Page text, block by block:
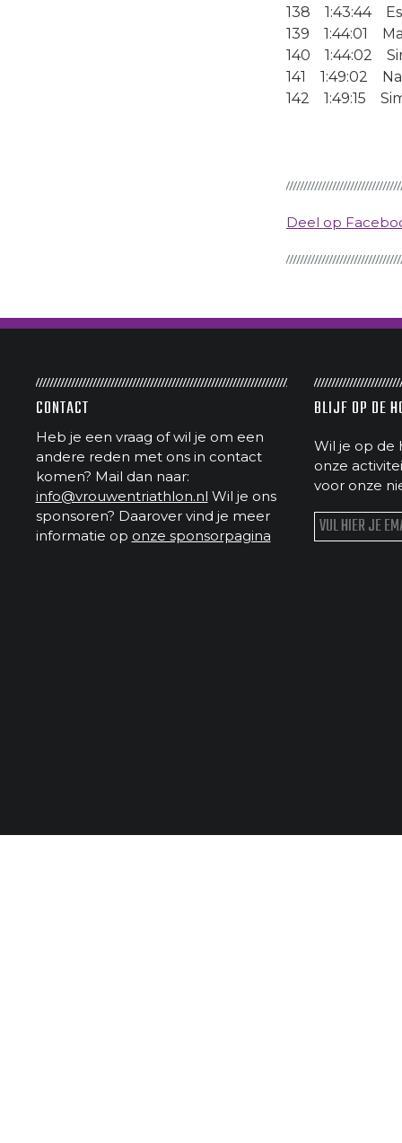
138 1:43:44
139 1:44:01
140 1:44:02
141 1:49:02
142 1:49:15
Deel op
CONTACT
Heb je een vraag of wil je om een
andere reden met ons in contact
komen? Mail dan naar:
info@vrouwentriathlon.nl Wil je ons
sponsoren? Daarover vind je meer
informatie op onze sponsorpagina
BLIJF OP DE
Wil je op de
onze
voor onze